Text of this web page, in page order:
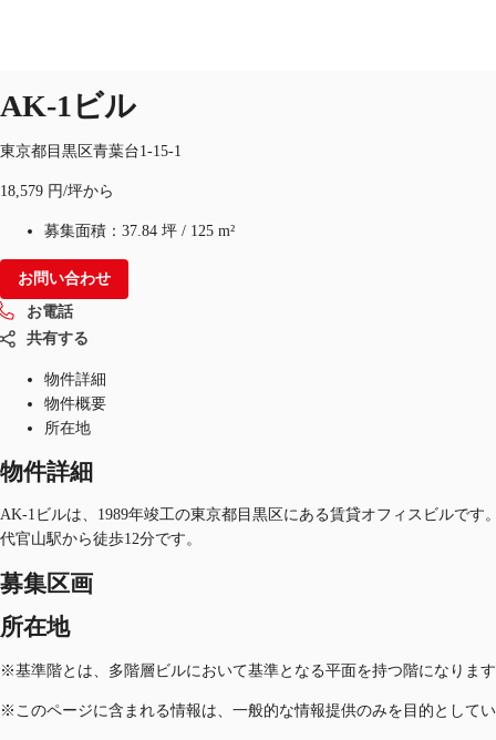
オフィス・事務所
AK-1ビル
東京都目黒区青葉台1-15-1
18,579 円/坪から
募集面積： 37.84 坪 / 125 m²
お問い合わせ
お電話
共有する
物件詳細
物件概要
所在地
物件詳細
AK-1ビルは、1989年竣工の東京都目黒区にある賃貸オフィスビルで
代官山駅から徒歩12分です。
募集区画
所在地
※基準階とは、多階層ビルにおいて基準となる平面を持つ階になりま
※このページに含まれる情報は、一般的な情報提供のみを目的として